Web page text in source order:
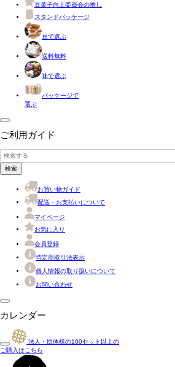
豆菓子向上委員会の推し
スタンドパッケージ
豆で選ぶ
送料無料
味で選ぶ
パッケージで
選ぶ
ご利用ガイド
検索
お買い物ガイド
配送・お支払いについて
マイページ
お気に入り
会員登録
特定商取引法表示
個人情報の取り扱いについて
お問い合わせ
カレンダー
法人・団体様の100セット以上の
ご購入はこちら